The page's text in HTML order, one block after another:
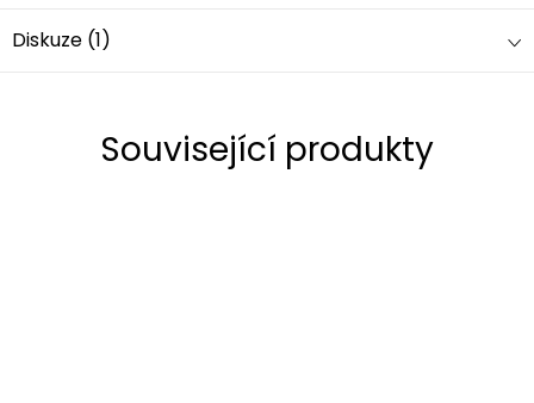
Diskuze (1)
Související produkty